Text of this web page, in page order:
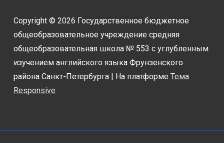
Copyright © 2026 Государственное бюджетное
общеобразовательное учреждение средняя
общеобразовательная школа № 553 с углубленным
изучением английского языка Фрунзенского
района Санкт-Петербурга | На платформе Тема
Responsive